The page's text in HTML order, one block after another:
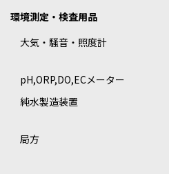
環境測定・検査用品
大気・騒音・照度計
pH,ORP,DO,ECメーター
純水製造装置
局方